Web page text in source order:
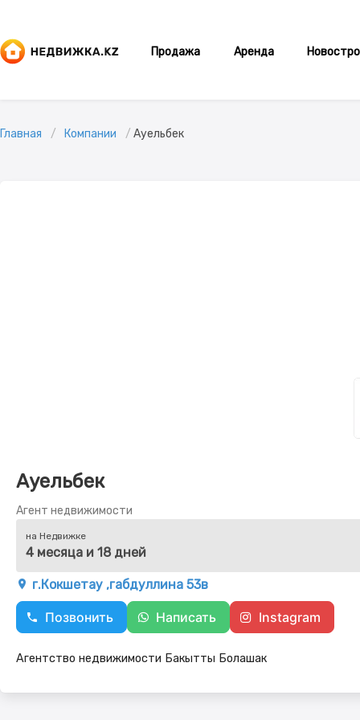
Продажа Аренда
Главная Компании Ауельбек
Ауельбек
Агент недвижимости
на Недвижке
4 месяца и 18 дней
г.Кокшетау ,габдуллина 53в
Позвонить Написать Instagram